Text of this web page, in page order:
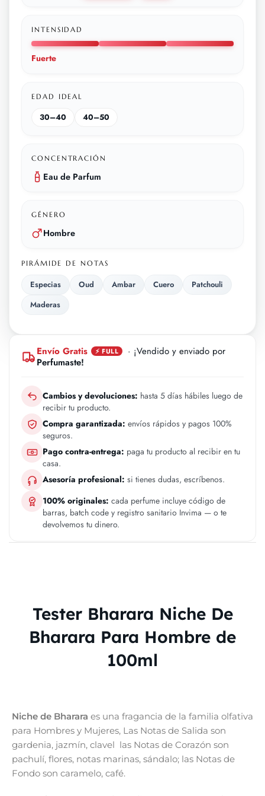
INTENSIDAD
Fuerte
EDAD IDEAL
30–40 40–50
CONCENTRACIÓN
Eau de Parfum
GÉNERO
Hombre
PIRÁMIDE DE NOTAS
Especias Oud Ambar Cuero
Patchouli
Maderas
Envío Gratis ⚡ FULL
· ¡Vendido y enviado por
Perfumaste!
Cambios y devoluciones: hasta 5 días hábiles luego de
recibir tu producto.
Compra garantizada: envíos rápidos y pagos 100%
seguros.
Pago contra-entrega: paga tu producto al recibir en tu
casa.
Asesoría profesional: si tienes dudas, escríbenos.
100% originales: cada perfume incluye código de
barras, batch code y registro sanitario Invima — o te
devolvemos tu dinero.
Tester Bharara Niche De
Bharara Para Hombre de
100ml
Niche de Bharara es una fragancia de la familia olfativa
para Hombres y Mujeres, Las Notas de Salida son
gardenia, jazmín, clavel las Notas de Corazón son
pachulí, flores, notas marinas, sándalo; las Notas de
Fondo son caramelo, café.